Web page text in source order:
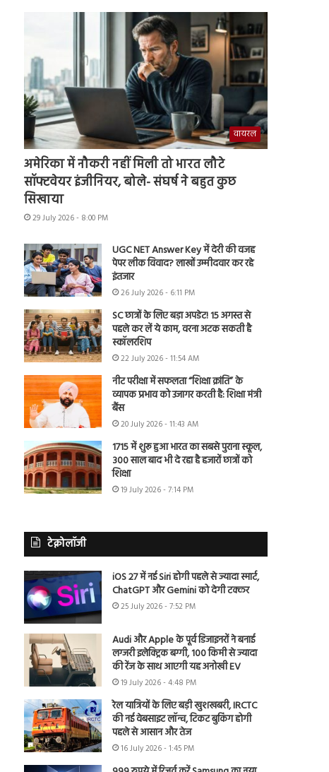
वायरल
अमेरिका में नौकरी नहीं मिली तो भारत लौटे
सॉफ्टवेयर इंजीनियर, बोले- संघर्ष ने बहुत कुछ
सिखाया
29 July 2026 - 8:00 PM
UGC NET Answer Key में देरी की वजह
पेपर लीक विवाद? लाखों उम्मीदवार कर रहे
इंतजार
26 July 2026 - 6:11 PM
SC छात्रों के लिए बड़ा अपडेट! 15 अगस्त से
पहले कर लें ये काम, वरना अटक सकती है
स्कॉलरशिप
22 July 2026 - 11:54 AM
नीट परीक्षा में सफलता “शिक्षा क्रांति” के
व्यापक प्रभाव को उजागर करती है: शिक्षा मंत्री
बैंस
20 July 2026 - 11:43 AM
1715 में शुरू हुआ भारत का सबसे पुराना स्कूल,
300 साल बाद भी दे रहा है हजारों छात्रों को
शिक्षा
19 July 2026 - 7:14 PM
टेक्नोलॉजी
iOS 27 में नई Siri होगी पहले से ज्यादा स्मार्ट,
ChatGPT और Gemini को देगी टक्कर
25 July 2026 - 7:52 PM
Audi और Apple के पूर्व डिजाइनरों ने बनाई
लग्जरी इलेक्ट्रिक बग्गी, 100 किमी से ज्यादा
की रेंज के साथ आएगी यह अनोखी EV
19 July 2026 - 4:48 PM
रेल यात्रियों के लिए बड़ी खुशखबरी, IRCTC
की नई वेबसाइट लॉन्च, टिकट बुकिंग होगी
पहले से आसान और तेज
16 July 2026 - 1:45 PM